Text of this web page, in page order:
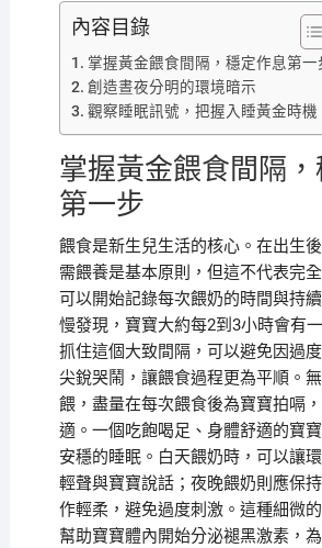
內容目錄
掌握黃金餵食間隔，穩定作息第一
創造晝夜分明的環境暗示
觀察睡眠訊號，把握入睡黃金時機
掌握黃金餵食間隔
第一步
餵食是新生兒生活的核心。在出生
需餵養是基本原則，但這不代表完
可以開始記錄每次餵奶的時間與持
慢發現，寶寶大約每2到3小時會有
抓住這個大致間隔，可以避免因過
尖銳哭鬧，讓餵食過程更為平順。
餵，盡量在每次餵食後為寶寶拍嗝
適。一個吃飽喝足、身體舒適的寶
安穩的睡眠。白天餵奶時，可以讓
輕聲與寶寶說話；夜晚餵奶則應保
作輕柔，避免過度刺激。這種細微
幫助寶寶體內開始分泌褪黑激素，